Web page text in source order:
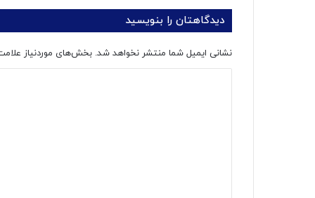
دیدگاهتان را بنویسید
نشانی ایمیل شما منتشر نخواهد شد. بخش‌های موردنیاز